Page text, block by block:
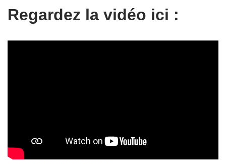
Regardez la vidéo ici :